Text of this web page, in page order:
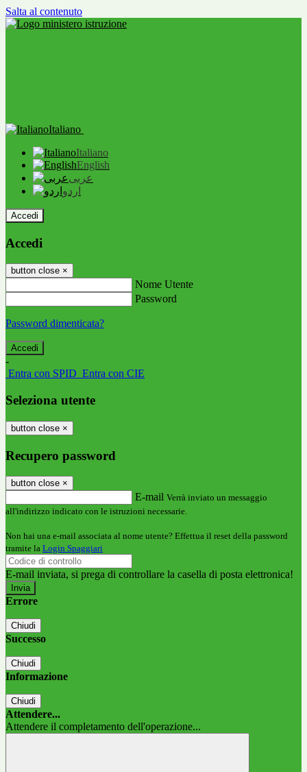
Salta al contenuto
Italiano
Italiano
English
عربى
اردو
Accedi
Accedi
button close ×
Nome Utente
Password
Password dimenticata?
-
Entra con SPID Entra con CIE
Seleziona utente
button close ×
Recupero password
button close ×
E-mail Verrà inviato un messaggio
all'indirizzo indicato con le istruzioni necessarie.
Non hai una e-mail associata al nome utente? Effettua il reset della password
tramite la Login Spaggiari
E-mail inviata, si prega di controllare la casella di posta elettronica!
Errore
Chiudi
Successo
Chiudi
Informazione
Chiudi
Attendere...
Attendere il completamento dell'operazione...